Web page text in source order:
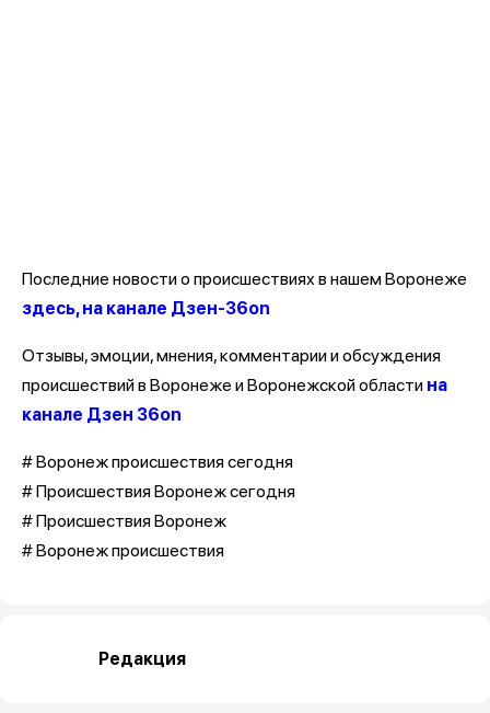
Последние новости о происшествиях в нашем Воронеже
здесь, на канале Дзен-36on
Отзывы, эмоции, мнения, комментарии и обсуждения
происшествий в Воронеже и Воронежской области на
канале Дзен 36on
# Воронеж происшествия сегодня
# Происшествия Воронеж сегодня
# Происшествия Воронеж
# Воронеж происшествия
Редакция